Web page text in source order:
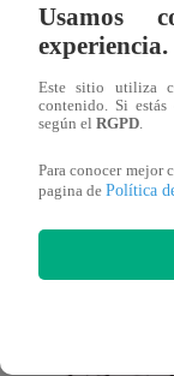
Latina 40
marzo –
Usamos
experiencia.
Este sitio utiliza
contenido. Si estás
según el RGPD
Para conocer mejor
pagina de Política